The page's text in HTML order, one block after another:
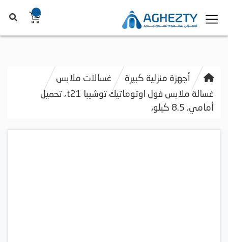
أجهزة منزلية كبيرة
غسالات ملابس
غسالة ملابس فول اوتوماتيك توشيبا t21، تحميل
أمامي، 8.5 كيلو،